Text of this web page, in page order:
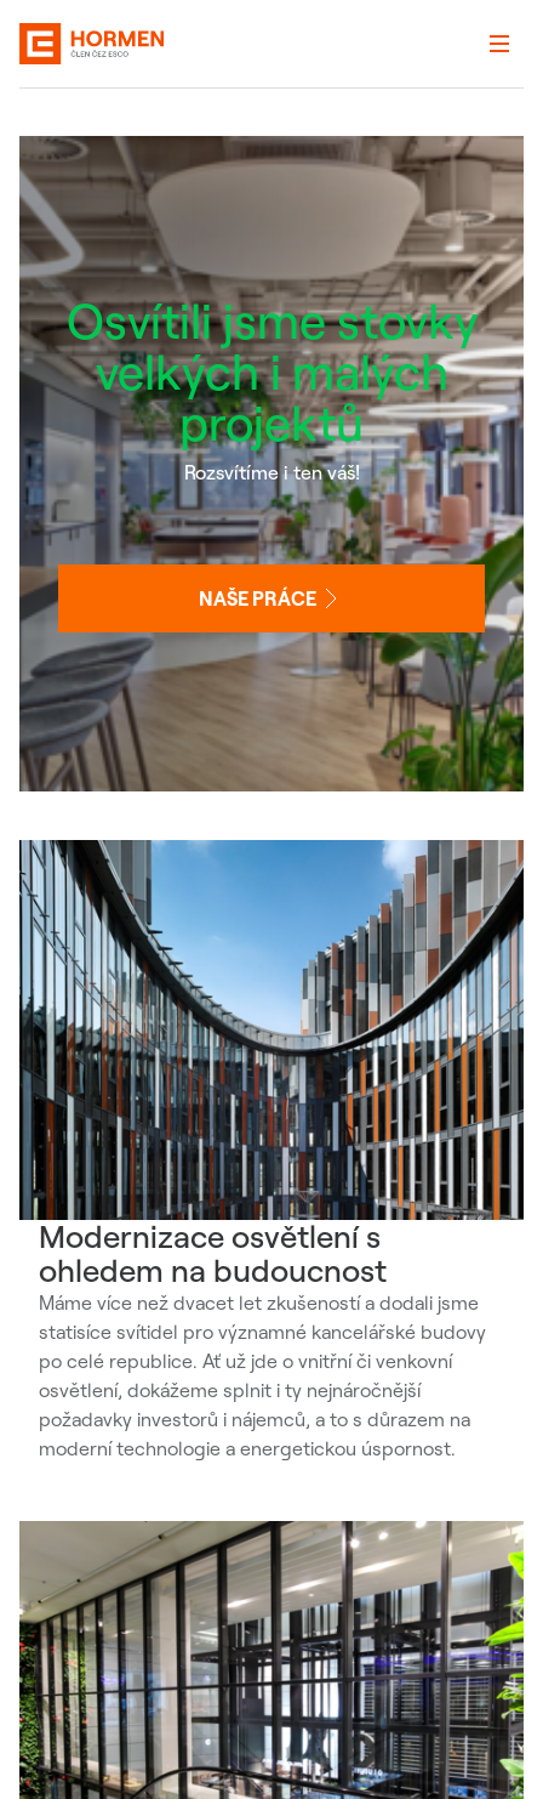
Osvítili jsme stovky
velkých i malých
projektů
Rozsvítíme i ten váš!
NAŠE PRÁCE
Modernizace osvětlení s
ohledem na budoucnost
Máme více než dvacet let zkušeností a dodali jsme
statisíce svítidel pro významné kancelářské budovy
po celé republice. Ať už jde o vnitřní či venkovní
osvětlení, dokážeme splnit i ty nejnáročnější
požadavky investorů i nájemců, a to s důrazem na
moderní technologie a energetickou úspornost.